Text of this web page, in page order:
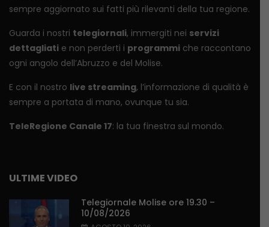
sempre aggiornato sui fatti più rilevanti della tua regione.
Guarda i nostri telegiornali, immergiti nei servizi
dettagliati e non perderti i programmi che raccontano
ogni angolo dell’Abruzzo e del Molise.
E con il nostro live streaming, l’informazione di qualità è
sempre a portata di mano, ovunque tu sia.
TeleRegione Canale 17: la tua finestra sul mondo.
ULTIME VIDEO
Telegiornale Molise ore 19.30 –
10/08/2026